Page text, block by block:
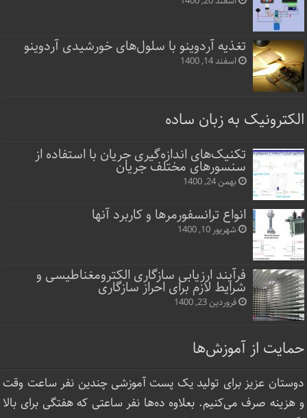
تغذیه آردوینو با سلول‌های خورشیدی آردوینو
اسفند 14, 1400
الکترونیک به زبان ساده
تکنیک‌های اندازه‌گیری جریان با استفاده از
سنسورهای مختلف جریان
بهمن 24, 1400
انواع ترانسفورمرها و کاربرد آنها
شهریور 10, 1400
فرآیند ارزیابی سازگاری الکترومغناطیسی و
شرایط لازم برای احراز سازگاری
فروردین 23, 1400
حمایت از آموزش‌ها
دوستان عزیز برای تولید یک پست آموزشی چندین نفر ساعت‌ وقت
و هزینه صرف می‌کنیم. بعلاوه ده‌ها نفر ساعتی که هفتگی برای بالا